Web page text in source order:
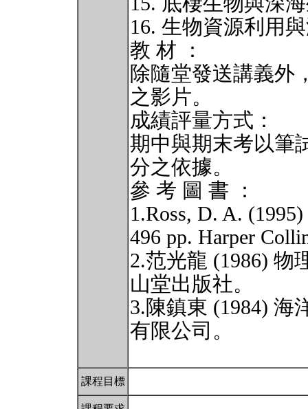
16. 生物資源利用
教 材 ：
除隨堂發送講義外
之影片。
成績評量方式：
期中與期末考以筆
分之依據。
參 考 圖 書 ：
1.Ross, D. A.
496 pp. Harper
2.范光龍 (1986) 物
山堂出版社。
3.陳鎮東 (1984) 海
有限公司。
課程目標